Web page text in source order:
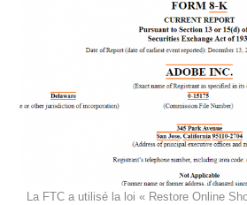
La FTC a utilisé la loi « Restore Online